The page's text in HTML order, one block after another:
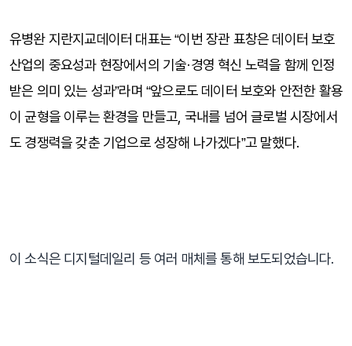
유병완 지란지교데이터 대표는 “이번 장관 표창은 데이터 보호
산업의 중요성과 현장에서의 기술·경영 혁신 노력을 함께 인정
받은 의미 있는 성과”라며 “앞으로도 데이터 보호와 안전한 활용
이 균형을 이루는 환경을 만들고, 국내를 넘어 글로벌 시장에서
도 경쟁력을 갖춘 기업으로 성장해 나가겠다”고 말했다.
이 소식은 디지털데일리 등 여러 매체를 통해 보도되었습니다.